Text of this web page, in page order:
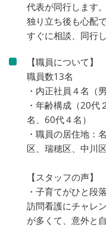
代表が同行します。
独り立ち後も心配で
すぐに相談、同行
【職員について】
職員数13名
・内正社員４名（
・年齢構成（20代
名、60代４名）
・職員の居住地：
区、瑞穂区、中川
【スタッフの声】
・子育てがひと段
訪問看護にチャレ
が多くて、意外と